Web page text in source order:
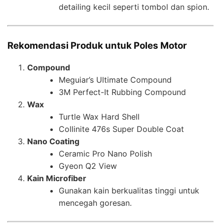
detailing kecil seperti tombol dan spion.
Rekomendasi Produk untuk Poles Motor
Compound
Meguiar’s Ultimate Compound
3M Perfect-It Rubbing Compound
Wax
Turtle Wax Hard Shell
Collinite 476s Super Double Coat
Nano Coating
Ceramic Pro Nano Polish
Gyeon Q2 View
Kain Microfiber
Gunakan kain berkualitas tinggi untuk
mencegah goresan.